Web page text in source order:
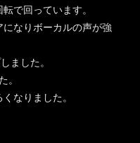
で回っています。
なりボーカルの声が強
ました。
。
なりました。